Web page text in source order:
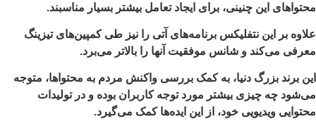
این چنینی، برای ایجاد تعامل بیشتر بسیار مناسبند.
بر این نتفلیکس برنامه‌های آتی را نیز طی کمپین‌های تیزینگ
می‌کند و شانس موفقیت آنها را بالاتر می‌برد.
برند بزرگ دنیا، به کمک بررسی واکنش مردم به محتواها، متوجه
چه چیزی بیشتر مورد توجه کاربران بوده و در تولیدات
ویدیویی خود، از این ایده‌ها کمک می‌گیرد.